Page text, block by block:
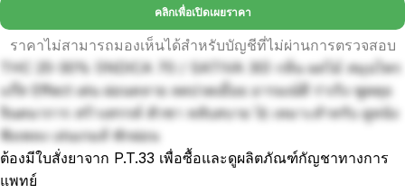
คลิกเพื่อเปิดเผยราคา
ราคาไม่สามารถมองเห็นได้สำหรับบัญชีที่ไม่ผ่านการตรวจสอบ
THC 25-30% (INDICA 70 / SATIVA 30) กลิ่น ผลไม้ สมุนไพร
แก๊ส Effect เด่น ผ่อนคลาย ลดปวดเมื่อย อารมณ์ดี ร่าเริง พูดคุย
จินตนาการ สร้างสรรค์ ตัวชา หลับสบาย 🚀 เหมาะสำหรับ ดูหนัง
ฟังเพลง เล่นเกมส์ พักผ่อน
ต้องมีใบสั่งยาจาก P.T.33 เพื่อซื้อและดูผลิตภัณฑ์กัญชาทางการ
แพทย์